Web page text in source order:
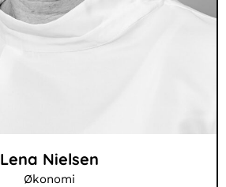
Lena Nielsen
Økonomi